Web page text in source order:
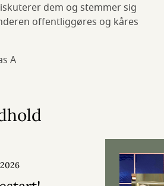
dem og stemmer sig
offentliggøres og kåres
A